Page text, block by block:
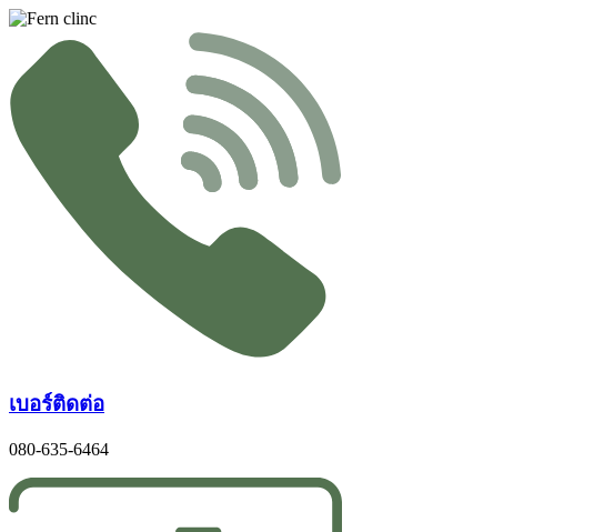
Skip
content
เบอร์ติดต่อ
080-635-6464